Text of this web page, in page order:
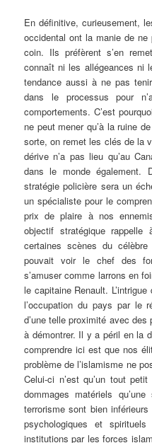
En définitive, curieusement,
occidental ont la manie de
coin. Ils préfèrent s’en
connaît ni les allégeances ni
tendance aussi à ne pas
dans le processus pour
comportements. C’est
ne peut mener qu’à la ruine
sorte, on remet les clés de la
dérive n’a pas lieu qu’au
dans le monde également.
stratégie policière sera un
un spécialiste pour le
prix de plaire à nos
objectif stratégique rappelle
certaines scènes du célèbre
pouvait voir le chef des
s’amuser comme larrons en
le capitaine Renault.
l’occupation du pays par le
d’une telle proximité avec
à démontrer. Il y a péril en la
comprendre ici est que nos
problème de l’islamisme ne
Celui-ci n’est qu’un tout
dommages matériels
terrorisme sont bien
psychologiques et
institutions par les forces